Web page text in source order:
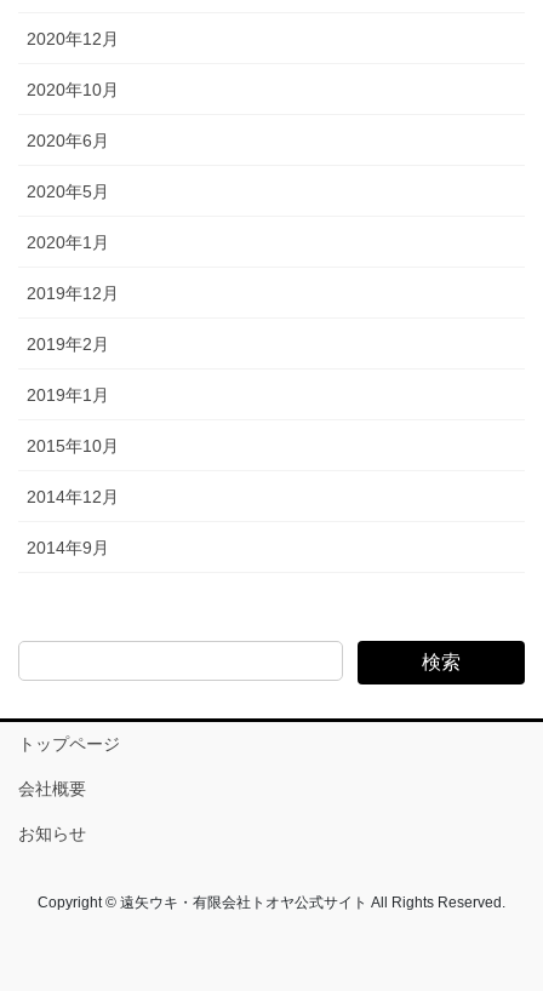
2020年12月
2020年10月
2020年6月
2020年5月
2020年1月
2019年12月
2019年2月
2019年1月
2015年10月
2014年12月
2014年9月
検索
トップページ
会社概要
お知らせ
Copyright © 遠矢ウキ・有限会社トオヤ公式サイト All Rights Reserved.